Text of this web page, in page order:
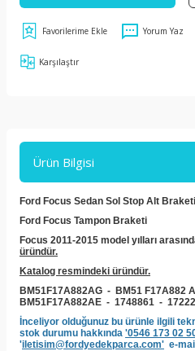
Yorum Yaz
Karşılaştır
Ürün Bilgisi
Ford Focus Sedan Sol Stop Alt
Ford Focus Tampon Braketi
Focus 2011-2015 model yılları
üründür.
Katalog resmindeki üründür.
BM51F17A882AG - BM51 F17A882
BM51F17A882AE - 1748861 -
İnceliyor olduğunuz bu ürünle ilgili
stok durumu hakkında '0546 173 02
'iletisim@fordyedekparca.com' e-